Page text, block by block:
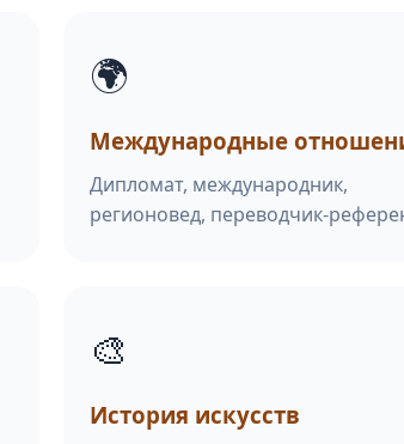
🌍
Международные
Дипломат, международник,
регионовед, переводчик-
🎨
История искусств